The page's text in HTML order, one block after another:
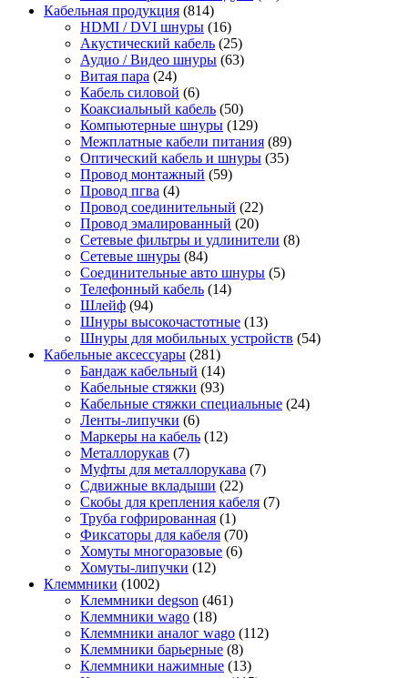
Кабельная продукция (814)
HDMI / DVI шнуры (16)
Акустический кабель (25)
Аудио / Видео шнуры (63)
Витая пара (24)
Кабель силовой (6)
Коаксиальный кабель (50)
Компьютерные шнуры (129)
Межплатные кабели питания (89)
Оптический кабель и шнуры (35)
Провод монтажный (59)
Провод пгва (4)
Провод соединительный (22)
Провод эмалированный (20)
Сетевые фильтры и удлинители (8)
Сетевые шнуры (84)
Соединительные авто шнуры (5)
Телефонный кабель (14)
Шлейф (94)
Шнуры высокочастотные (13)
Шнуры для мобильных устройств (54)
Кабельные аксессуары (281)
Бандаж кабельный (14)
Кабельные стяжки (93)
Кабельные стяжки специальные (24)
Ленты-липучки (6)
Маркеры на кабель (12)
Металлорукав (7)
Муфты для металлорукава (7)
Сдвижные вкладыши (22)
Скобы для крепления кабеля (7)
Труба гофрированная (1)
Фиксаторы для кабеля (70)
Хомуты многоразовые (6)
Хомуты-липучки (12)
Клеммники (1002)
Клеммники degson (461)
Клеммники wago (18)
Клеммники аналог wago (112)
Клеммники барьерные (8)
Клеммники нажимные (13)